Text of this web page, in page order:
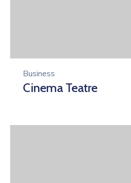
Business
Cinema Teatre